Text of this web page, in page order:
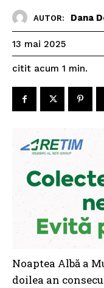
AUTOR: Dana
13 mai 2025
citit acum 1 min.
Noaptea Albă a
doilea an